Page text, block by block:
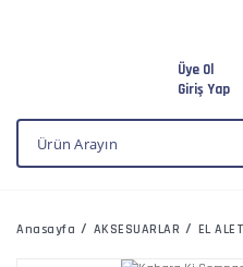
Üye Ol
Giriş Yap
Anasayfa AKSESUARLAR EL